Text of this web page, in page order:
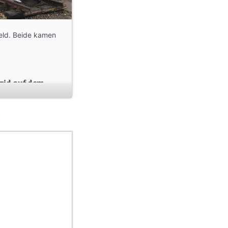
Beide kamen
auf dem
Bad Harzburg.
unter